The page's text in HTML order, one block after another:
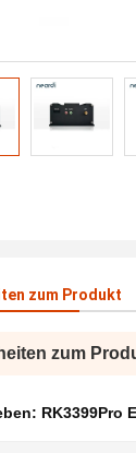
zum Produkt
zum
RK3399Pro